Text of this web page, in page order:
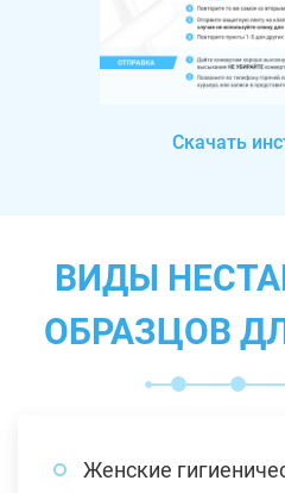
Скачать
ВИДЫ
ОБРАЗЦОВ
Женские